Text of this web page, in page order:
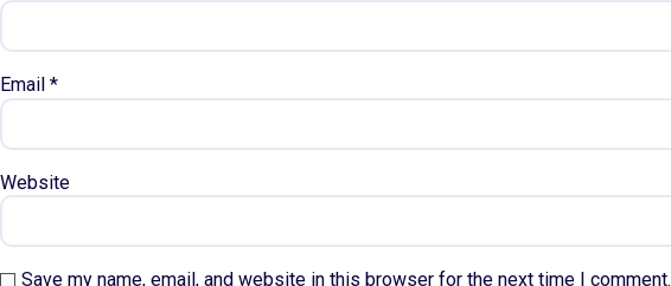
Email *
Website
Save my name, email, and website in this browser for the next time I comment.